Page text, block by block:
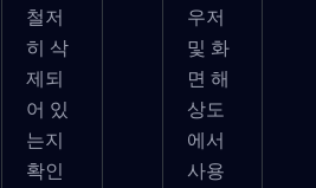
철저
히 삭
제되
어 있
는지
확인
우저
및 화
면 해
상도
에서
사용